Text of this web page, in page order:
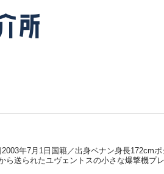
年7月1日国籍／出身ベナン身長172cm
ら送られたユヴェントスの小さな爆撃機プ